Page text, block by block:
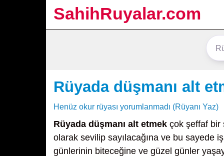
SahihRuyalar.com
Rüyada düşmanı alt
Henüz okur rüyası yorumlanmadı (Rüyanı Yaz)
Rüyada düşmanı alt etmek çok şeffaf bir
olarak sevilip sayılacağına ve bu sayede
günlerinin biteceğine ve güzel günler